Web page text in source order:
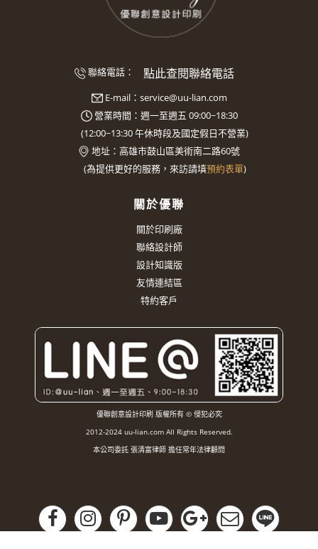
聯絡電話： 點此查閱聯絡電話
E-mail： service@uu-lian.com
營業時間：週一至週五 09:00~18:30
(12:00~13:30午休時段及國定假日不營業)
地址： 高雄市鼓山區美術南二路60號
(為提供更好的服務，來訪請填預約表單)
關於優聯
關於印刷廠
聯絡設計師
設計知識版
友情連結區
特約客戶
優聯創意設計印刷 版權所有 © 侵犯必究
2012-2024 uu-lian.com All Rights Reserved.
本公司委託 張清富律師 擔任常年法律顧問